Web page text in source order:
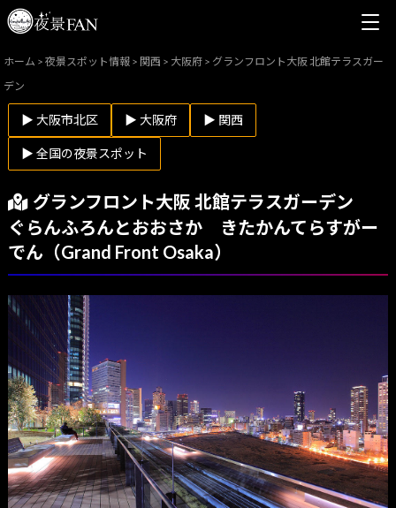
ホーム >夜景スポット情報 > 関西 > 大阪府 > グランフロント大阪 北館テラスガー
デン
▶ 大阪市北区 ▶ 大阪府 ▶ 関西
▶ 全国の夜景スポット
グランフロント大阪 北館テラスガーデン
ぐらんふろんとおおさか きたかんてらすがー
でん（Grand Front Osaka）